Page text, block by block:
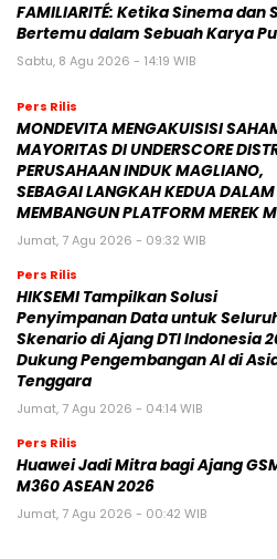
FAMILIARITÉ: Ketika Sinema dan
Bertemu dalam Sebuah Karya
Sabtu, 8 Agu 2026 - 14:19 WIB
Pers Rilis
MONDEVITA MENGAKUISISI
MAYORITAS DI UNDERSCORE
PERUSAHAAN INDUK MAGLIANO,
SEBAGAI LANGKAH KEDUA DALAM
MEMBANGUN PLATFORM MEREK
Jumat, 7 Agu 2026 - 09:32 WIB
Pers Rilis
HIKSEMI Tampilkan Solusi
Penyimpanan Data untuk
Skenario di Ajang DTI Indonesia
Dukung Pengembangan AI di
Tenggara
Jumat, 7 Agu 2026 - 04:14 WIB
Pers Rilis
Huawei Jadi Mitra bagi Ajang
M360 ASEAN 2026
Jumat, 7 Agu 2026 - 00:42 WIB